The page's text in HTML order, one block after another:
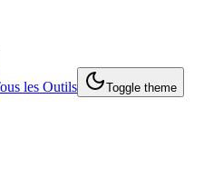
les Outils Toggle theme